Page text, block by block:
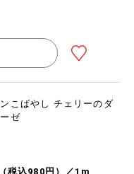
こばやし チェリーのダ
ゼ
税込980円）／1m